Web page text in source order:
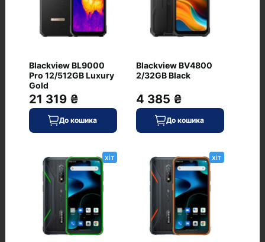
Питання та відповіді
+ Додати питання
Немає питань про даний товар, станьте
Blackview BL9000
Pro 12/512GB Luxury
Gold
21 319 ₴
До кошика
Blackview BV4800
2/32GB Black
4 385 ₴
До кошика
хіт хіт